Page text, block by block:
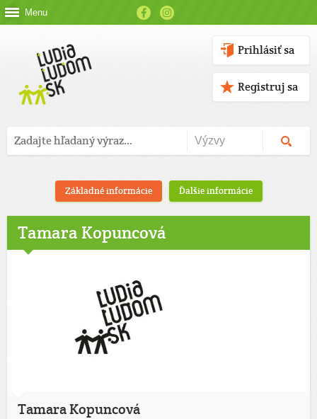
Menu
Prihlásiť sa
Registruj sa
Základné informácie Ďalšie informácie
Tamara Kopuncová
Tamara Kopuncová